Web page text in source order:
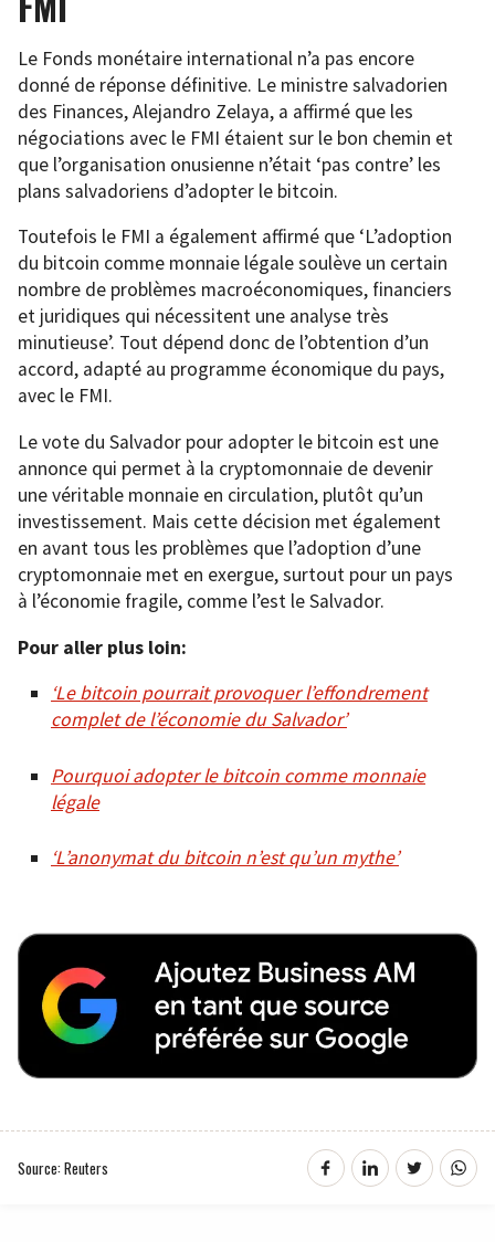
Le Fonds monétaire international n’a pas encore
donné de réponse définitive. Le ministre salvadorien
des Finances, Alejandro Zelaya, a affirmé que les
négociations avec le FMI étaient sur le bon chemin et
que l’organisation onusienne n’était ‘pas contre’ les
plans salvadoriens d’adopter le bitcoin.
Toutefois le FMI a également affirmé que ‘L’adoption
du bitcoin comme monnaie légale soulève un certain
nombre de problèmes macroéconomiques, financiers
et juridiques qui nécessitent une analyse très
minutieuse’. Tout dépend donc de l’obtention d’un
accord, adapté au programme économique du pays,
avec le FMI.
Le vote du Salvador pour adopter le bitcoin est une
annonce qui permet à la cryptomonnaie de devenir
une véritable monnaie en circulation, plutôt qu’un
investissement. Mais cette décision met également
en avant tous les problèmes que l’adoption d’une
cryptomonnaie met en exergue, surtout pour un pays
à l’économie fragile, comme l’est le Salvador.
Pour aller plus loin:
‘Le bitcoin pourrait provoquer l’effondrement
complet de l’économie du Salvador’
Pourquoi adopter le bitcoin comme monnaie
légale
‘L’anonymat du bitcoin n’est qu’un mythe’
Source: Reuters